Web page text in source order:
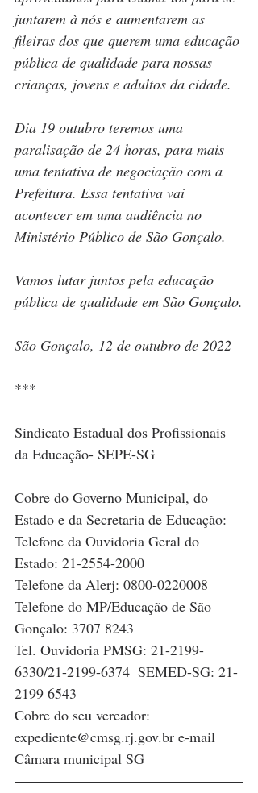
juntarem à nós e aumentarem as
fileiras dos que querem uma educação
pública de qualidade para nossas
crianças, jovens e adultos da cidade.
Dia 19 outubro teremos uma
paralisação de 24 horas, para mais
uma tentativa de negociação com a
Prefeitura. Essa tentativa vai
acontecer em uma audiência no
Ministério Público de São Gonçalo.
Vamos lutar juntos pela educação
pública de qualidade em São Gonçalo.
São Gonçalo, 12 de outubro de 2022
***
Sindicato Estadual dos Profissionais
da Educação- SEPE-SG
Cobre do Governo Municipal, do
Estado e da Secretaria de Educação:
Telefone da Ouvidoria Geral do
Estado: 21-2554-2000
Telefone da Alerj: 0800-0220008
Telefone do MP/Educação de São
Gonçalo: 3707 8243
Tel. Ouvidoria PMSG: 21-2199-
6330/21-2199-6374  SEMED-SG: 21-
2199 6543
Cobre do seu vereador:
expediente@cmsg.rj.gov.br e-mail
Câmara municipal SG